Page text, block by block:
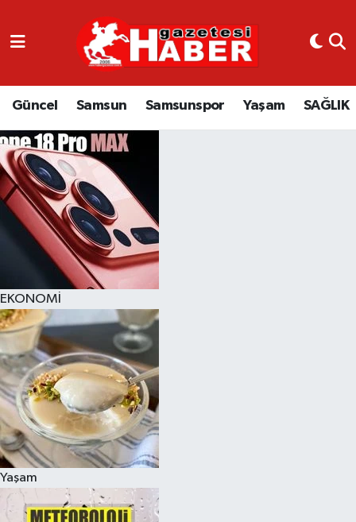
Güncel Samsun Samsunspor Yaşam SAĞLIK
EKONOMİ
Yaşam
GÜNCEL
SAMSUN
SAMSUNSPOR
EKONOMİ
YAŞAM